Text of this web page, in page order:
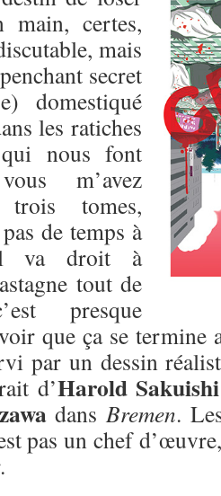
main, certes,
mais
secret
domestiqué
les ratiches
nous font
m’avez
tomes,
de temps à
va droit à
tout de
presque
que ça se
par un dessin
d’Harold Sakuishi
dansBremen.
pas un chef